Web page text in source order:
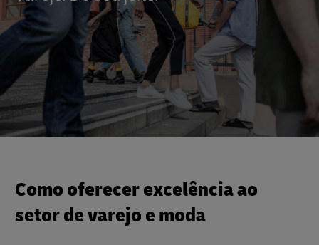
Como oferecer excelência ao
setor de varejo e moda